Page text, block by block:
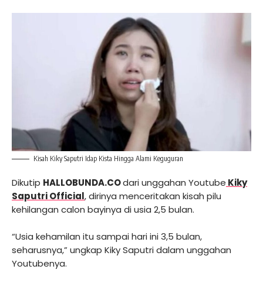
Kisah Kiky Saputri Idap Kista Hingga Alami Keguguran
Dikutip HALLOBUNDA.COdari unggahan Youtube Kiky
Saputri Official, dirinya menceritakan kisah pilu
kehilangan calon bayinya di usia 2,5 bulan.
“Usia kehamilan itu sampai hari ini 3,5 bulan,
seharusnya,” ungkap Kiky Saputri dalam unggahan
Youtubenya.